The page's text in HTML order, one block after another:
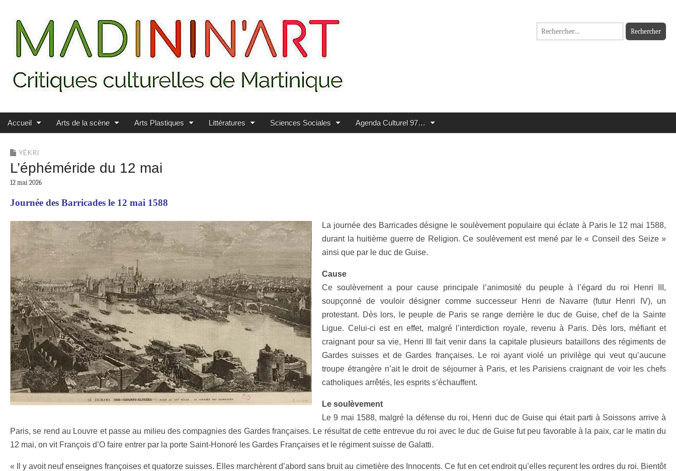
MADININ'ART
Rechercher :
Main menu
Skip to content
Accueil Arts de la scène Arts Plastiques Littératures Sciences Sociales Agenda Culturel 97…
YÉKRI
L’éphéméride du 12 mai
12 mai 2026
Journée des Barricades le 12 mai 1588
La journée des Barricades désigne le soulèvement populaire qui éclate à Paris le 12 mai 1588,
durant la huitième guerre de Religion. Ce soulèvement est mené par le « Conseil des Seize »
ainsi que par le duc de Guise.
Cause
Ce soulèvement a pour cause principale l’animosité du peuple à l’égard du roi Henri III,
soupçonné de vouloir désigner comme successeur Henri de Navarre (futur Henri IV), un
protestant. Dès lors, le peuple de Paris se range derrière le duc de Guise, chef de la Sainte
Ligue. Celui-ci est en effet, malgré l’interdiction royale, revenu à Paris. Dès lors, méfiant et
craignant pour sa vie, Henri III fait venir dans la capitale plusieurs bataillons des régiments de
Gardes suisses et de Gardes françaises. Le roi ayant violé un privilège qui veut qu’aucune
troupe étrangère n’ait le droit de séjourner à Paris, et les Parisiens craignant de voir les chefs
catholiques arrêtés, les esprits s’échauffent.
Le soulèvement
Le 9 mai 1588, malgré la défense du roi, Henri duc de Guise qui était parti à Soissons arrive à
Paris, se rend au Louvre et passe au milieu des compagnies des Gardes françaises. Le résultat de cette entrevue du roi avec le duc de Guise fut peu favorable à la paix, car le matin du
12 mai, on vit François d’O faire entrer par la porte Saint-Honoré les Gardes Françaises et le régiment suisse de Galatti.
« Il y avoit neuf enseignes françoises et quatorze suisses. Elles marchèrent d’abord sans bruit au cimetière des Innocents. Ce fut en cet endroit qu’elles reçurent les ordres du roi. Bientôt